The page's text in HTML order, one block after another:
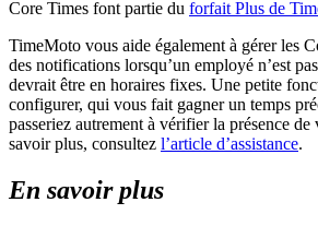
Core Times font partie du forfait Plus de
TimeMoto vous aide également à gérer les
des notifications lorsqu’un employé n’est
devrait être en horaires fixes. Une petite
configurer, qui vous fait gagner un temps
passeriez autrement à vérifier la présence
savoir plus, consultez l’article d’assistance.
En savoir plus